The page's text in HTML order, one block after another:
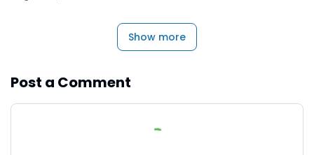
Show more
Post a Comment